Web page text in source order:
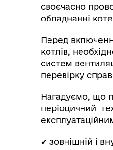
своєчасно
обладнанні
Перед
котлів,
систем
перевірку
Нагадуємо, що
періодичний
✔ зовнішній і